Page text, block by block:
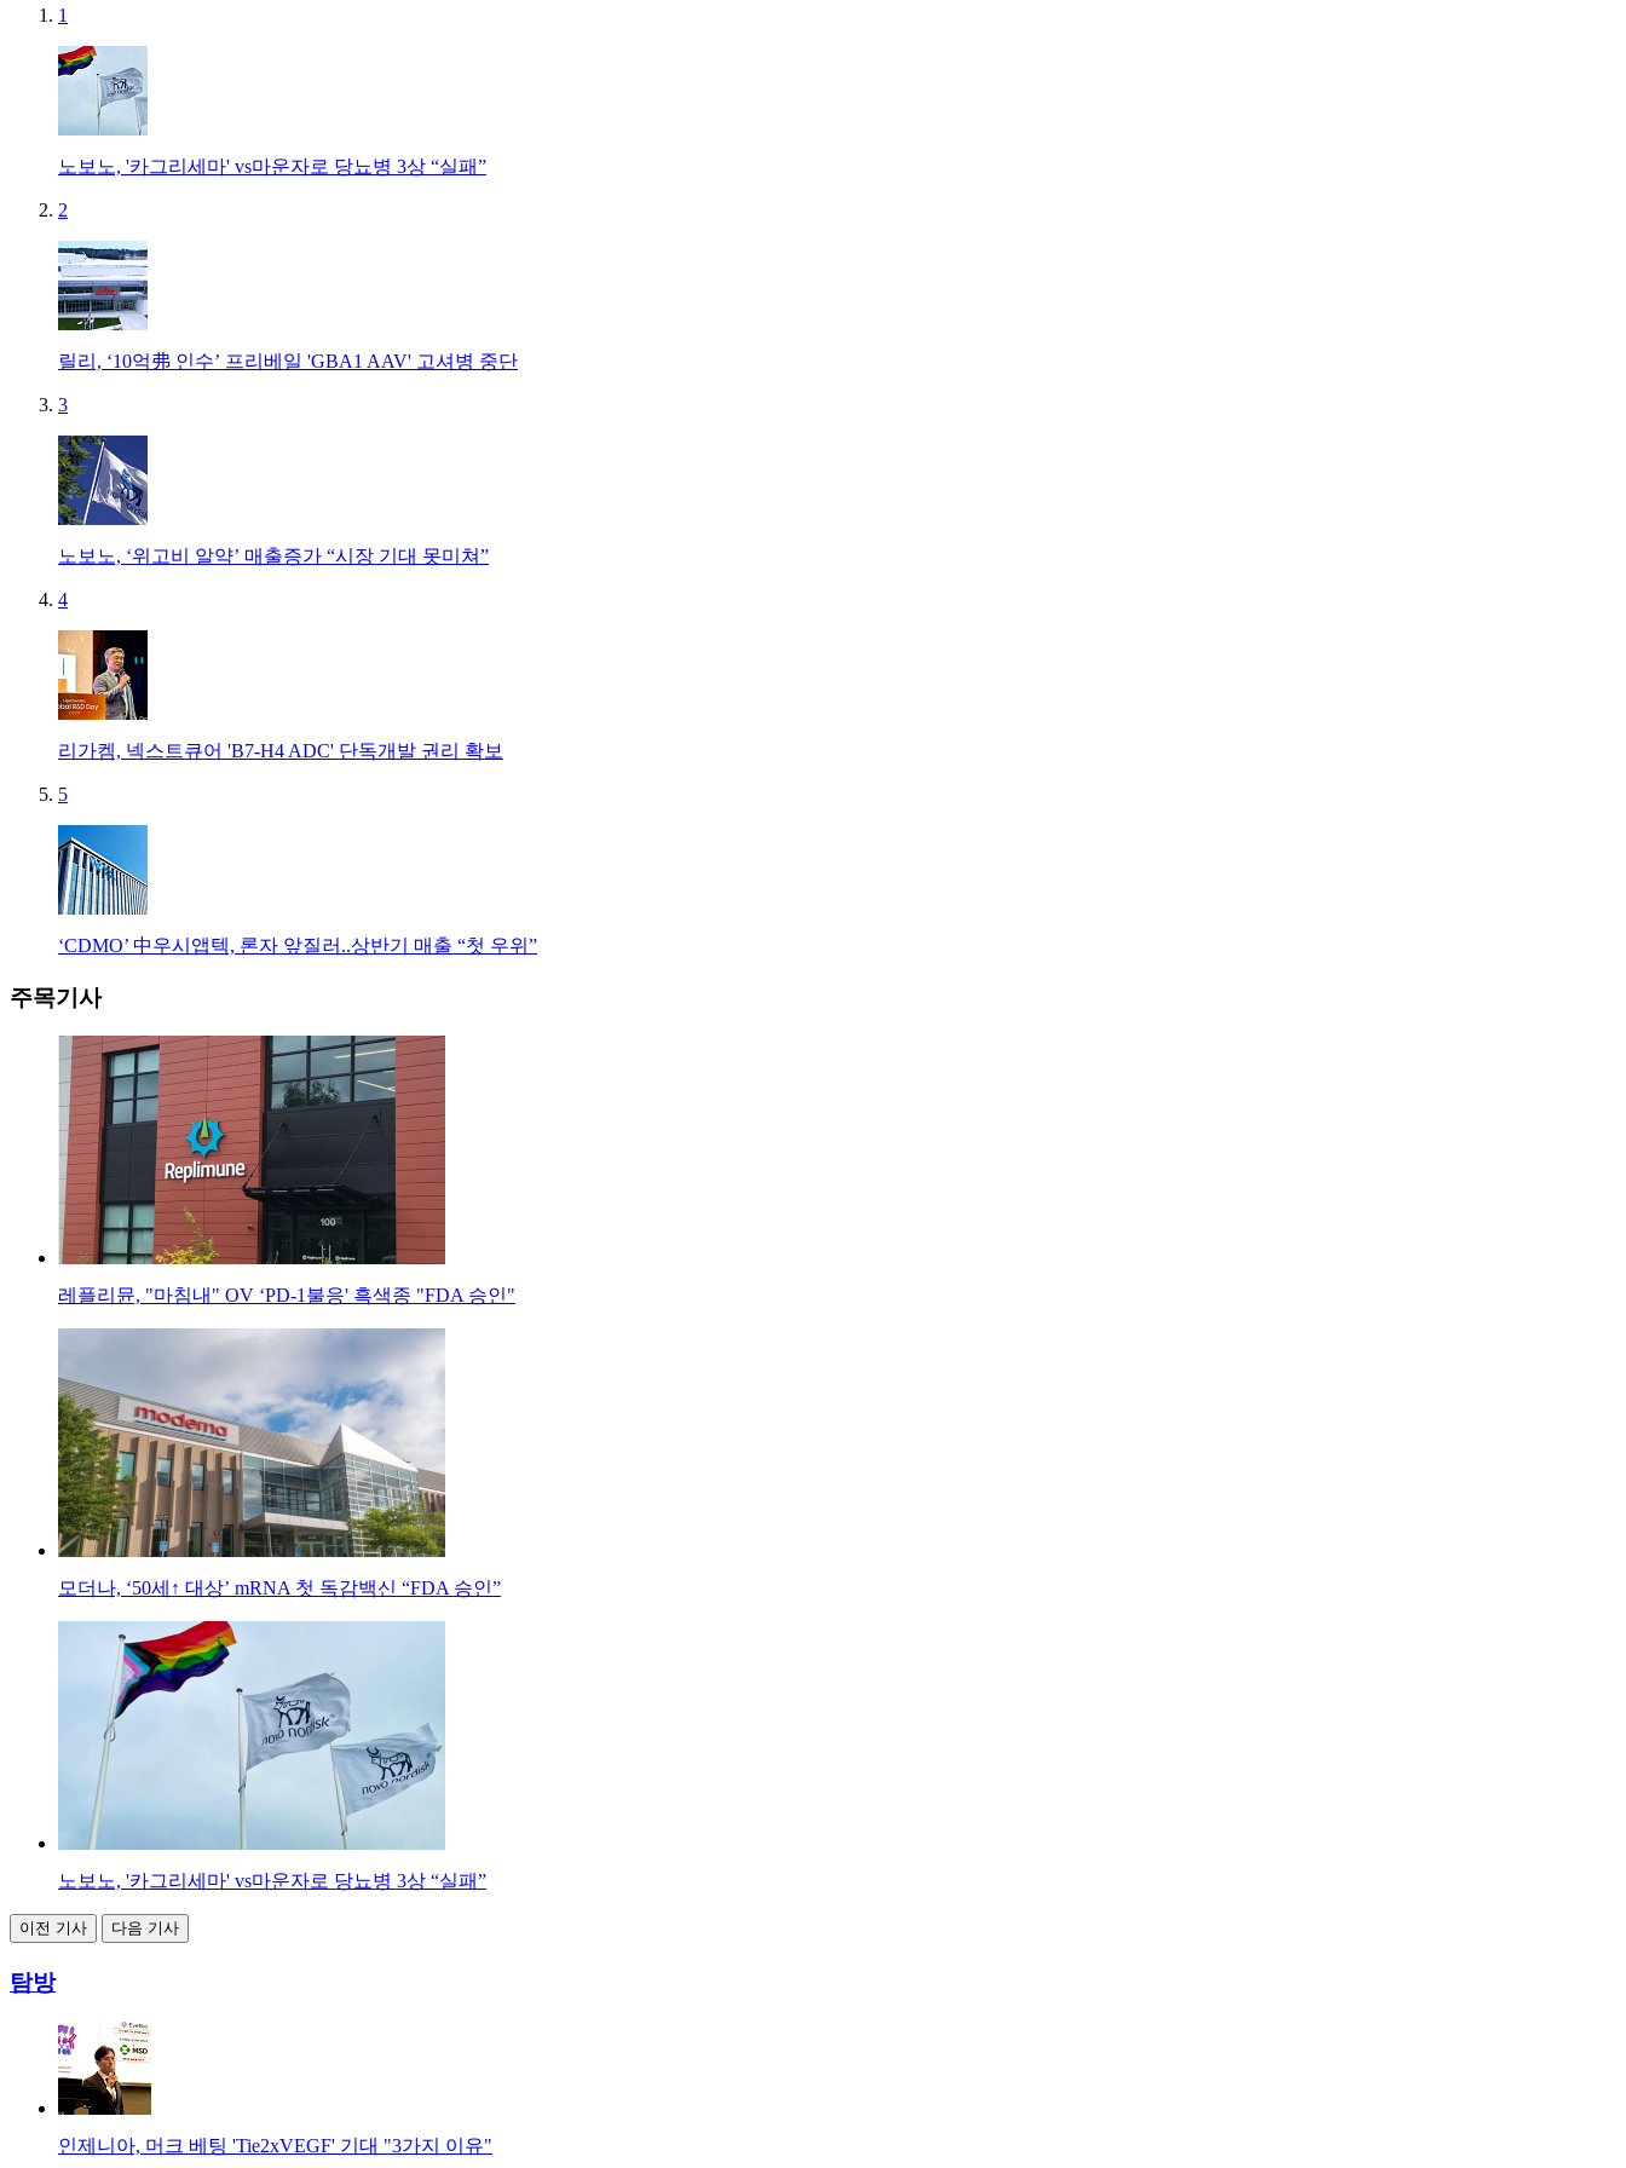
1
노보노, '카그리세마' vs마운자로 당뇨병 3상 “실패”
2
릴리, ‘10억弗 인수’ 프리베일 'GBA1 AAV' 고셔병 중단
3
노보노, ‘위고비 알약’ 매출증가 “시장 기대 못미쳐”
4
리가켐, 넥스트큐어 'B7-H4 ADC' 단독개발 권리 확보
5
‘CDMO’ 中우시앱텍, 론자 앞질러..상반기 매출 “첫 우위”
주목기사
레플리뮨, "마침내" OV ‘PD-1불응' 흑색종 "FDA 승인"
모더나, ‘50세↑ 대상’ mRNA 첫 독감백신 “FDA 승인”
노보노, '카그리세마' vs마운자로 당뇨병 3상 “실패”
이전 기사 다음 기사
탐방
인제니아, 머크 베팅 'Tie2xVEGF' 기대 "3가지 이유"